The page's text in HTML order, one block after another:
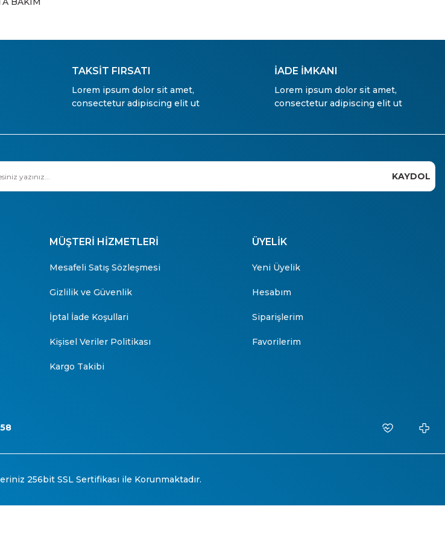
TAKSİT FIRSATI
Lorem ipsum dolor sit amet,
consectetur adipiscing elit ut
İADE İMKANI
Lorem ipsum dolor sit amet,
consectetur adipiscing elit ut
KAYDOL
MÜŞTERİ HİZMETLERİ
Mesafeli Satış Sözleşmesi
Gizlilik ve Güvenlik
İptal İade Koşullari
Kişisel Veriler Politikası
Kargo Takibi
ÜYELİK
Yeni Üyelik
Hesabım
Siparişlerim
Favorilerim
256bit SSL Sertifikası ile Korunmaktadır.